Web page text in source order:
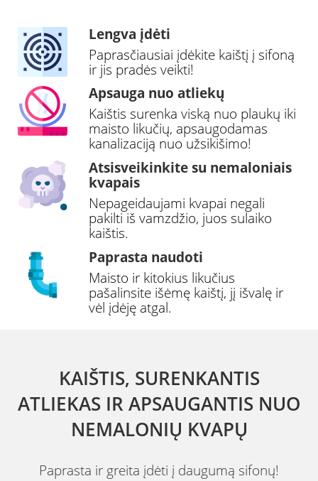
Lengva įdėti
Paprasčiausiai įdėkite kaištį į sifoną
ir jis pradės veikti!
Apsauga nuo atliekų
Kaištis surenka viską nuo plaukų iki
maisto likučių, apsaugodamas
kanalizaciją nuo užsikišimo!
Atsisveikinkite su nemaloniais
kvapais
Nepageidaujami kvapai negali
pakilti iš vamzdžio, juos sulaiko
kaištis.
Paprasta naudoti
Maisto ir kitokius likučius
pašalinsite išėmę kaištį, jį išvalę ir
vėl įdėję atgal.
KAIŠTIS, SURENKANTIS
ATLIEKAS IR APSAUGANTIS NUO
NEMALONIŲ KVAPŲ
Paprasta ir greita įdėti į daugumą sifonų!